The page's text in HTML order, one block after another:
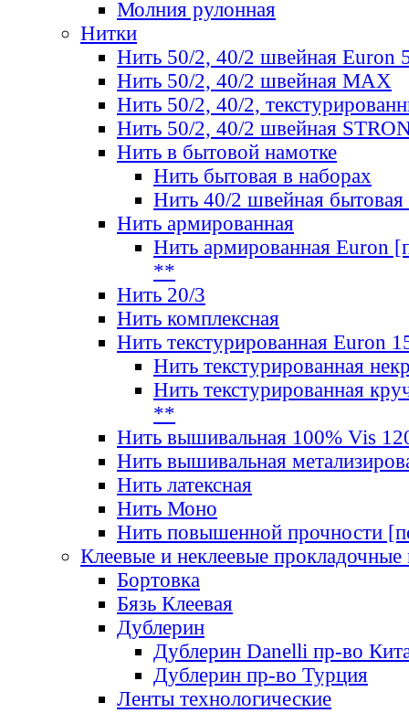
Молния рулонная
Нитки
Нить 50/2, 40/2 швейная Euron
Нить 50/2, 40/2 швейная МАХ
Нить 50/2, 40/2,
Нить 50/2, 40/2 швейная
Нить в бытовой намотке
Нить бытовая в наборах
Нить 40/2 швейная бытовая
Нить армированная
Нить армированная Euron
**
Нить 20/3
Нить комплексная
Нить текстурированная Euron
Нить текстурированная
Нить текстурированная
**
Нить вышивальная 100% Vis
Нить вышивальная
Нить латексная
Нить Моно
Нить повышенной прочности
Клеевые и неклеевые прокладочные
Бортовка
Бязь Клеевая
Дублерин
Дублерин Danelli пр-во
Дублерин пр-во Турция
Ленты технологические